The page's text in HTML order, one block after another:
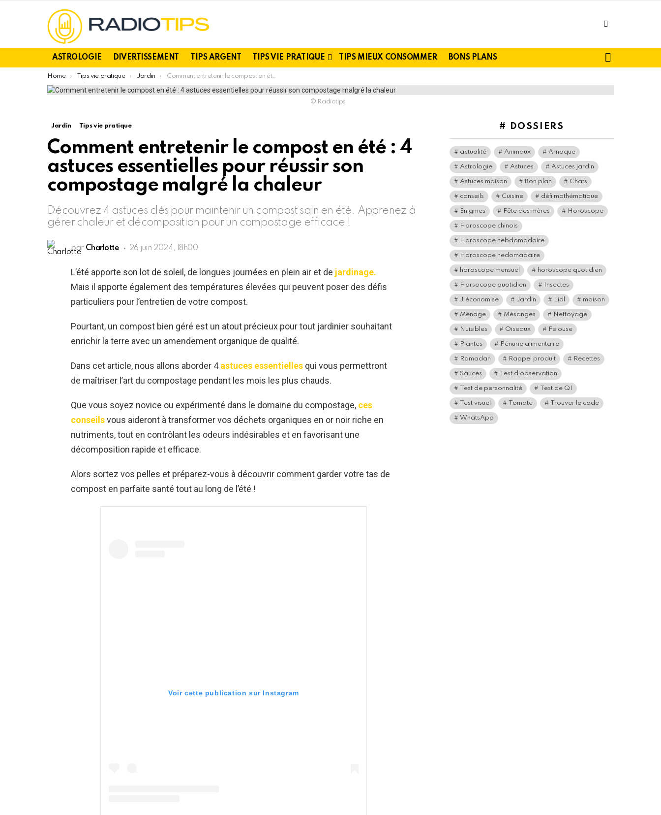
ASTROLOGIE DIVERTISSEMENT TIPS ARGENT TIPS VIE PRATIQUE TIPS MIEUX CONSOMMER BONS PLANS
You are here:
Home Tips vie pratique Jardin Comment entretenir le compost en été : 4 astuces essentielles pour réussir son compostage malgré la chaleur
© Radiotips
Jardin Tips vie pratique
Comment entretenir le compost en été : 4
astuces essentielles pour réussir son
compostage malgré la chaleur
Découvrez 4 astuces clés pour maintenir un compost sain en été. Apprenez à
gérer chaleur et décomposition pour un compostage efficace !
par Charlotte 26 juin 2024, 18h00
L’été apporte son lot de soleil, de longues journées en plein air et de jardinage.
Mais il apporte également des températures élevées qui peuvent poser des défis
particuliers pour l’entretien de votre compost.
Pourtant, un compost bien géré est un atout précieux pour tout jardinier souhaitant
enrichir la terre avec un amendement organique de qualité.
Dans cet article, nous allons aborder 4astuces essentielles qui vous permettront
de maîtriser l’art du compostage pendant les mois les plus chauds.
Que vous soyez novice ou expérimenté dans le domaine du compostage, ces
conseilsvous aideront à transformer vos déchets organiques en or noir riche en
nutriments, tout en contrôlant les odeurs indésirables et en favorisant une
décomposition rapide et efficace.
Alors sortez vos pelles et préparez-vous à découvrir comment garder votre tas de
compost en parfaite santé tout au long de l’été !
Voir cette publication sur Instagram
# DOSSIERS
actualité Animaux Arnaque
Astrologie Astuces Astuces jardin
Astuces maison Bon plan Chats
conseils Cuisine défi mathématique
Enigmes Fête des mères Horoscope
Horoscope chinois
Horoscope hebdomadaire
Horoscope hedomadaire
horoscope mensuel horoscope quotidien
Horsocope quotidien Insectes
J'économise Jardin Lidl maison
Ménage Mésanges Nettoyage
Nuisibles Oiseaux Pelouse
Plantes Pénurie alimentaire
Ramadan Rappel produit Recettes
Sauces Test d'observation
Test de personnalité Test de QI
Test visuel Tomate Trouver le code
WhatsApp